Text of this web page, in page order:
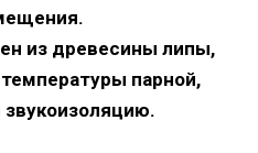
из древесины липы,
парной,